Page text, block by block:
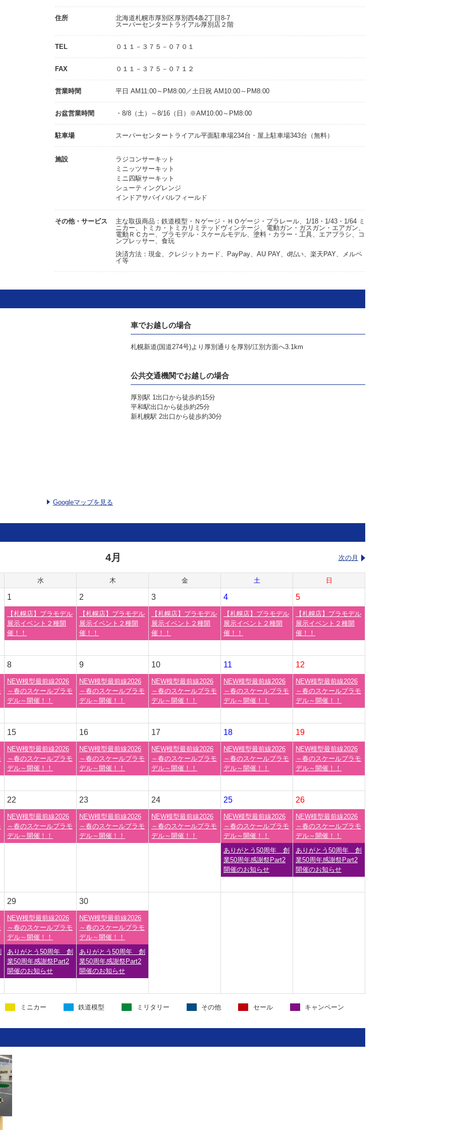
住所
北海道札幌市厚別区厚別西4条2丁目8-7
スーパーセンタートライアル厚別店２階
TEL ０１１－３７５－０７０１
FAX ０１１－３７５－０７１２
営業時間 平日 AM11:00～PM8:00／土日祝 AM10:00～PM8:00
お盆営業時間 ・8/8（土）～8/16（日）※AM10:00～PM8:00
駐車場 スーパーセンタートライアル平面駐車場234台・屋上駐車場343台（無料）
施設
ラジコンサーキット
ミニッツサーキット
ミニ四駆サーキット
シューティングレンジ
インドアサバイバルフィールド
その他・サービス
主な取扱商品：鉄道模型・Ｎゲージ・ＨＯゲージ・プラレール、1/18・1/43・1/64 ミ
ニカー、トミカ・トミカリミテッドヴィンテージ、電動ガン・ガスガン・エアガン、
電動ＲＣカー、プラモデル・スケールモデル、塗料・カラー・工具、エアブラシ、コ
ンプレッサー、食玩
決済方法：現金、クレジットカード、PayPay、AU PAY、d払い、楽天PAY、メルペ
イ等
Googleマップを見る
車でお越しの場合
札幌新道(国道274号)より厚別通りを厚別/江別方面へ3.1km
公共交通機関でお越しの場合
厚別駅 1出口から徒歩約15分
平和駅出口から徒歩約25分
新札幌駅 2出口から徒歩約30分
4月 次の月
水 木 金 土 日
1
【札幌店】プラモデル
展示イベント２種開
催！！
2
【札幌店】プラモデル
展示イベント２種開
催！！
3
【札幌店】プラモデル
展示イベント２種開
催！！
4
【札幌店】プラモデル
展示イベント２種開
催！！
5
【札幌店】プラモデル
展示イベント２種開
催！！
8
NEW模型最前線2026
～春のスケールプラモ
デル～開催！！
9
NEW模型最前線2026
～春のスケールプラモ
デル～開催！！
10
NEW模型最前線2026
～春のスケールプラモ
デル～開催！！
11
NEW模型最前線2026
～春のスケールプラモ
デル～開催！！
12
NEW模型最前線2026
～春のスケールプラモ
デル～開催！！
15
NEW模型最前線2026
～春のスケールプラモ
デル～開催！！
16
NEW模型最前線2026
～春のスケールプラモ
デル～開催！！
17
NEW模型最前線2026
～春のスケールプラモ
デル～開催！！
18
NEW模型最前線2026
～春のスケールプラモ
デル～開催！！
19
NEW模型最前線2026
～春のスケールプラモ
デル～開催！！
22
NEW模型最前線2026
～春のスケールプラモ
デル～開催！！
23
NEW模型最前線2026
～春のスケールプラモ
デル～開催！！
24
NEW模型最前線2026
～春のスケールプラモ
デル～開催！！
25
NEW模型最前線2026
～春のスケールプラモ
デル～開催！！
ありがとう50周年 創
業50周年感謝祭Part2
開催のお知らせ
26
NEW模型最前線2026
～春のスケールプラモ
デル～開催！！
ありがとう50周年 創
業50周年感謝祭Part2
開催のお知らせ
29
NEW模型最前線2026
～春のスケールプラモ
デル～開催！！
ありがとう50周年 創
業50周年感謝祭Part2
開催のお知らせ
30
NEW模型最前線2026
～春のスケールプラモ
デル～開催！！
ありがとう50周年 創
業50周年感謝祭Part2
開催のお知らせ
ミニカー 鉄道模型 ミリタリー その他 セール キャンペーン